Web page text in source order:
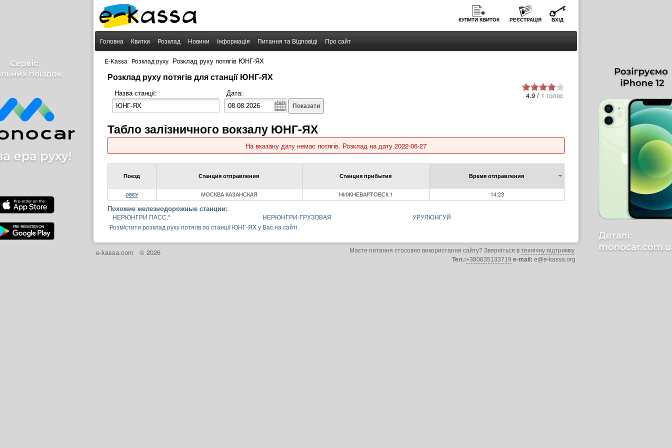
КУПИТИ КВИТОК РЕЄСТРАЦІЯ ВХІД
Головна Квитки Розклад Новини Інформація Питання та Відповіді Про сайт
E-Kassa Розклад руху Розклад руху потягів ЮНГ-ЯХ
Розклад руху потягів для станції ЮНГ-ЯХ
4.9 / 1 голос
Назва станції: Дата:
Показати
Табло залізничного вокзалу ЮНГ-ЯХ
На вказану дату немає потягів. Розклад на дату 2022-06-27
Поезд Станция отправления Станция прибытия Время отправления
086У МОСКВА КАЗАНСКАЯ НИЖНЕВАРТОВСК 1 14:23
Похожие железнодорожные станции:
НЕРЮНГРИ ПАСС.* НЕРЮНГРИ-ГРУЗОВАЯ
УРУЛЮНГУЙ
Розмістити розклад руху потягів по станції ЮНГ-ЯХ у Вас на сайті.
e-kassa.com © 2026 Маєте питання стосовно використання сайту? Зверніться в технічну підтримку.
Тел.:+380635133719 e-mail: e@e-kassa.org